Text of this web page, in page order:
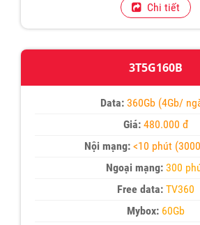
Chi tiết
3T5G160B
Data: 360Gb (4Gb/
Giá:480.000 đ
Nội mạng: <10 phút
Ngoại mạng: 300
Free data: TV360
Mybox: 60Gb